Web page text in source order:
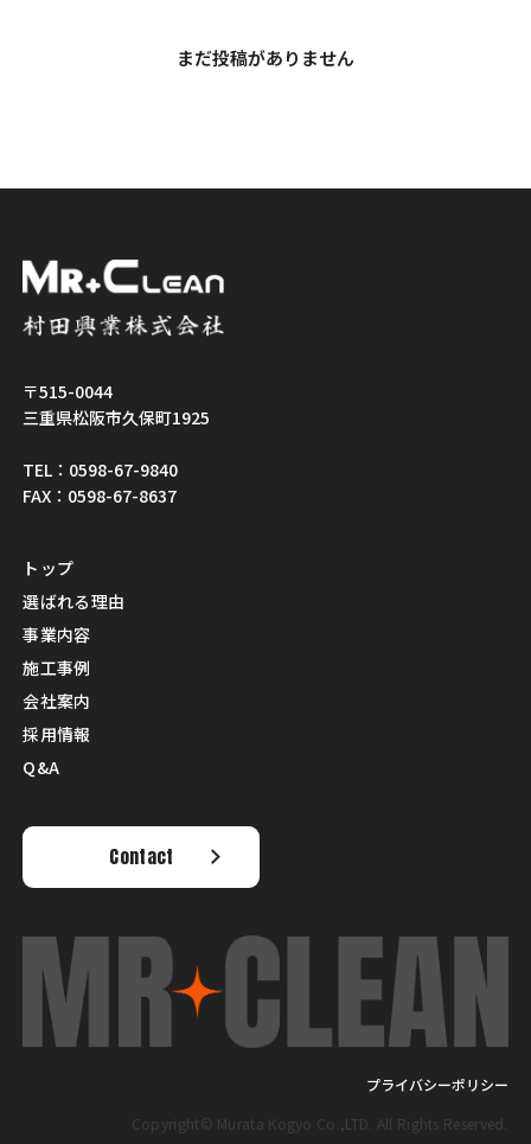
まだ投稿がありません
〒515-0044
三重県松阪市久保町1925
TEL：0598-67-9840
FAX：0598-67-8637
トップ
選ばれる理由
事業内容
施工事例
会社案内
採用情報
Q&A
Contact
プライバシーポリシー
Copyright© Murata Kogyo Co.,LTD. All Rights Reserved.